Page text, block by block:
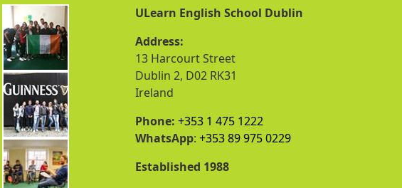
ULearn English School Dublin
Address:
13 Harcourt Street
Dublin 2, D02 RK31
Ireland
Phone: +353 1 475 1222
WhatsApp: +353 89 975 0229
Established 1988